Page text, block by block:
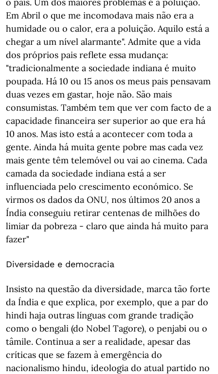
Em Abril o que me incomodava mais não era a
humidade ou o calor, era a poluição. Aquilo está a
chegar a um nível alarmante". Admite que a vida
dos próprios pais reflete essa mudança:
"tradicionalmente a sociedade indiana é muito
poupada. Há 10 ou 15 anos os meus pais pensavam
duas vezes em gastar, hoje não. São mais
consumistas. Também tem que ver com facto de a
capacidade financeira ser superior ao que era há
10 anos. Mas isto está a acontecer com toda a
gente. Ainda há muita gente pobre mas cada vez
mais gente têm telemóvel ou vai ao cinema. Cada
camada da sociedade indiana está a ser
influenciada pelo crescimento económico. Se
virmos os dados da ONU, nos últimos 20 anos a
Índia conseguiu retirar centenas de milhões do
limiar da pobreza - claro que ainda há muito para
fazer"
Diversidade e democracia
Insisto na questão da diversidade, marca tão forte
da Índia e que explica, por exemplo, que a par do
hindi haja outras línguas com grande tradição
como o bengali (do Nobel Tagore), o penjabi ou o
tâmile. Continua a ser a realidade, apesar das
críticas que se fazem à emergência do
nacionalismo hindu, ideologia do atual partido no